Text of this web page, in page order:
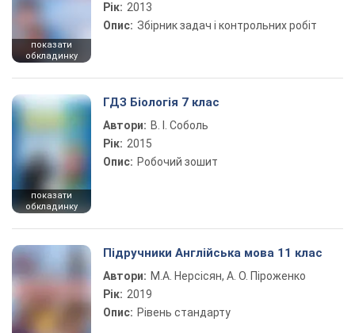
показати
обкладинку
Рік: 2013
Опис: Збірник задач і контрольних робіт
показати
обкладинку
ГДЗ Біологія 7 клас
Автори: В. І. Соболь
Рік: 2015
Опис: Робочий зошит
Підручники Англійська мова 11 клас
Автори: М.А. Нерсісян, А. О. Піроженко
Рік: 2019
Опис: Рівень стандарту